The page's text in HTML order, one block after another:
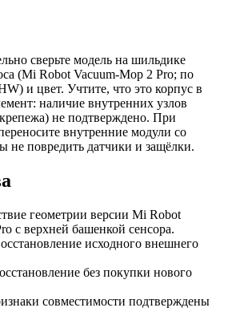
сверьте модель на шильдике
(Mi Robot Vacuum‑Mop 2 Pro; по
и цвет. Учтите, что это корпус в
наличие внутренних узлов
не подтверждено. При
внутренние модули со
не повредить датчики и защёлки.
геометрии версии Mi Robot
с верхней башенкой сенсора.
исходного внешнего
без покупки нового
совместимости подтверждены